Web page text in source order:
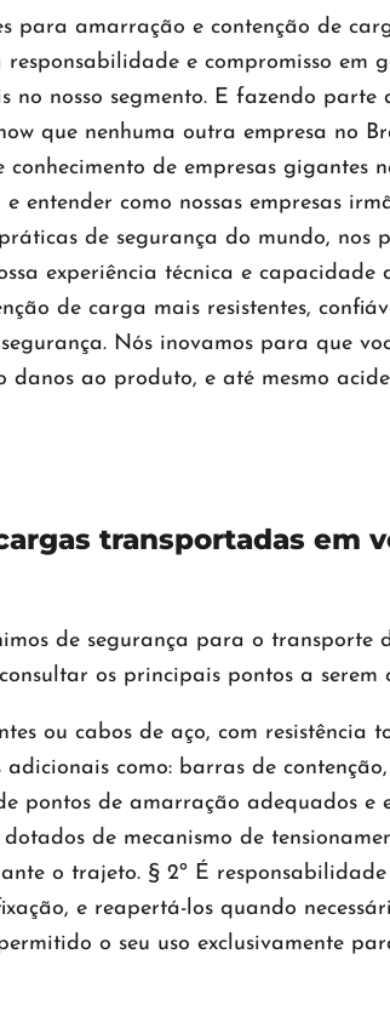
para amarração e contenção de
e compromisso em
no nosso segmento. E fazendo parte
que nenhuma outra empresa no
de empresas gigantes
como nossas empresas
de segurança do mundo, nos
experiência técnica e capacidade
de carga mais resistentes,
Nós inovamos para que
ao produto, e até mesmo
transportadas em
de segurança para o transporte
os principais pontos a serem
ou cabos de aço, com resistência
como: barras de
pontos de amarração adequados e
de mecanismo de
o trajeto. § 2º É
e reapertá-los quando
o seu uso exclusivamente